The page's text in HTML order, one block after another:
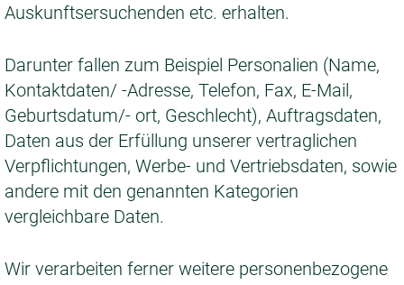
Auskunftsersuchenden etc. erhalten.
Darunter fallen zum Beispiel Personalien (Name,
Kontaktdaten/ -Adresse, Telefon, Fax, E-Mail,
Geburtsdatum/- ort, Geschlecht), Auftragsdaten,
Daten aus der Erfüllung unserer vertraglichen
Verpflichtungen, Werbe- und Vertriebsdaten, sowie
andere mit den genannten Kategorien
vergleichbare Daten.
Wir verarbeiten ferner weitere personenbezogene